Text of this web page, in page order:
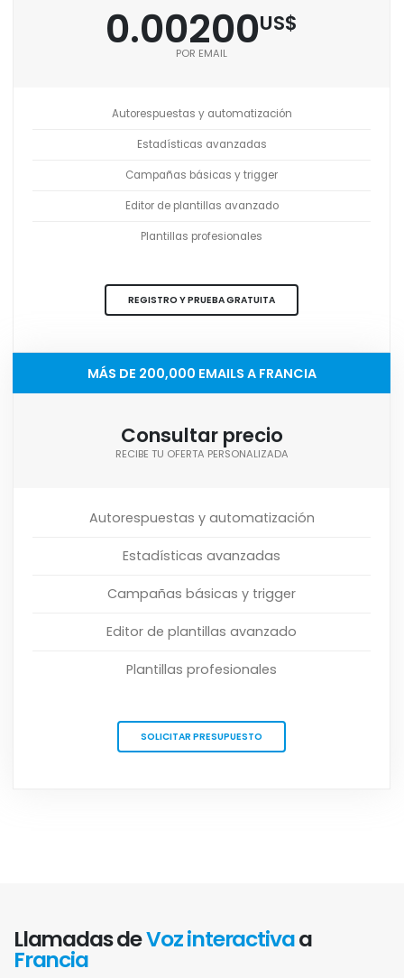
0.00200US$
POR EMAIL
Autorespuestas y automatización
Estadísticas avanzadas
Campañas básicas y trigger
Editor de plantillas avanzado
Plantillas profesionales
REGISTRO Y PRUEBA GRATUITA
MÁS DE 200,000 EMAILS A FRANCIA
Consultar precio
RECIBE TU OFERTA PERSONALIZADA
Autorespuestas y automatización
Estadísticas avanzadas
Campañas básicas y trigger
Editor de plantillas avanzado
Plantillas profesionales
SOLICITAR PRESUPUESTO
Llamadas deVoz interactivaa
Francia